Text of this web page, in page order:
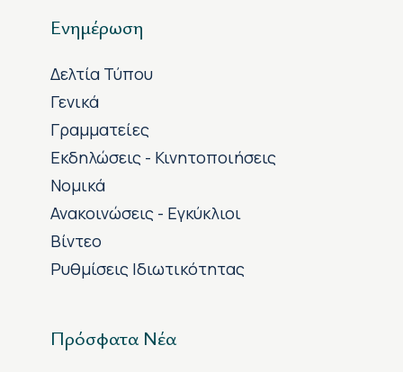
Ενημέρωση
Δελτία Τύπου
Γενικά
Γραμματείες
Εκδηλώσεις - Κινητοποιήσεις
Νομικά
Ανακοινώσεις - Εγκύκλιοι
Βίντεο
Ρυθμίσεις Ιδιωτικότητας
Πρόσφατα Νέα